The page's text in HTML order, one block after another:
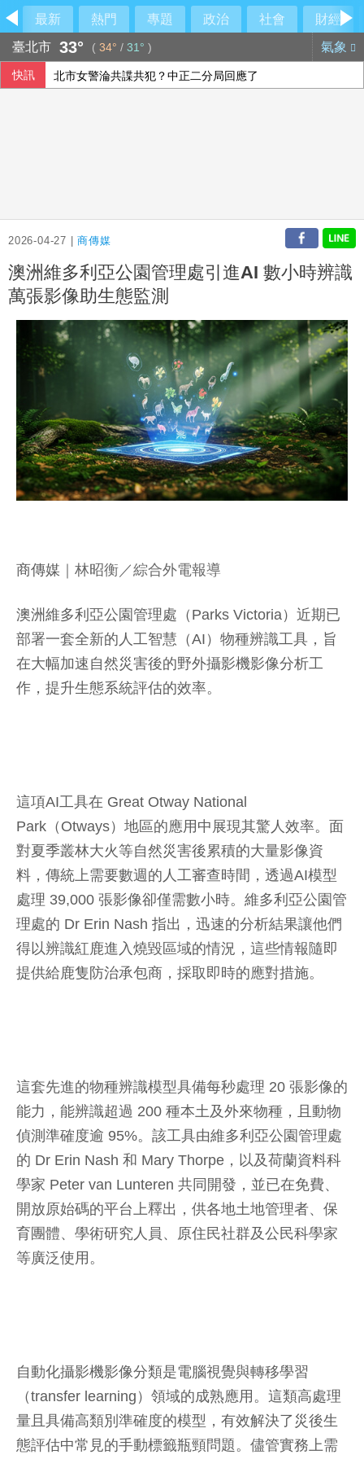
最新 熱門 專題 政治 社會
財經
臺北市 33° ( 34° / 31° ) 氣象
快訊 北市女警淪共諜共犯？中正二分局回應了
2026-04-27 |商傳媒
澳洲維多利亞公園管理處引進AI 數小時辨識
萬張影像助生態監測
商傳媒 ｜林昭衡／綜合外電報導
澳洲維多利亞公園管理處（Parks Victoria）近期已
部署一套全新的人工智慧（AI）物種辨識工具，旨
在大幅加速自然災害後的野外攝影機影像分析工
作，提升生態系統評估的效率。
這項AI工具在 Great Otway National
Park（Otways）地區的應用中展現其驚人效率。面
對夏季叢林大火等自然災害後累積的大量影像資
料，傳統上需要數週的人工審查時間，透過AI模型
處理 39,000 張影像卻僅需數小時。維多利亞公園管
理處的 Dr Erin Nash 指出，迅速的分析結果讓他們
得以辨識紅鹿進入燒毀區域的情況，這些情報隨即
提供給鹿隻防治承包商，採取即時的應對措施。
這套先進的物種辨識模型具備每秒處理 20 張影像的
能力，能辨識超過 200 種本土及外來物種，且動物
偵測準確度逾 95%。該工具由維多利亞公園管理處
的 Dr Erin Nash 和 Mary Thorpe，以及荷蘭資料科
學家 Peter van Lunteren 共同開發，並已在免費、
開放原始碼的平台上釋出，供各地土地管理者、保
育團體、學術研究人員、原住民社群及公民科學家
等廣泛使用。
自動化攝影機影像分類是電腦視覺與轉移學習
（transfer learning）領域的成熟應用。這類高處理
量且具備高類別準確度的模型，有效解決了災後生
態評估中常見的手動標籤瓶頸問題。儘管實務上需